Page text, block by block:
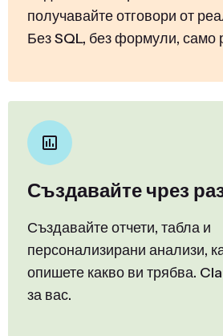
получавайте отговори от
Без SQL, без формули, само
Създавайте чрез
Създавайте отчети, табла и
персонализирани анализи,
опишете какво ви трябва.
за вас.